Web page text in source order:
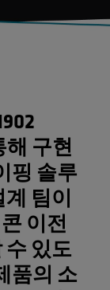
해 구현
핑 솔루
팀이
이전
수 있도
품의 소